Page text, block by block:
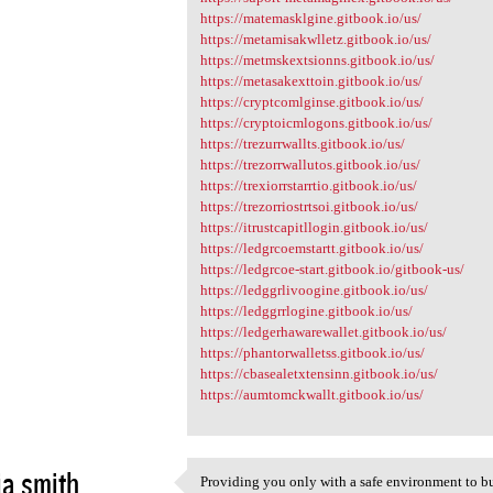
https://matemasklgine.gitbook.io/us/
https://metamisakwlletz.gitbook.io/us/
https://metmskextsionns.gitbook.io/us/
https://metasakexttoin.gitbook.io/us/
https://cryptcomlginse.gitbook.io/us/
https://cryptoicmlogons.gitbook.io/us/
https://trezurrwallts.gitbook.io/us/
https://trezorrwallutos.gitbook.io/us/
https://trexiorrstarrtio.gitbook.io/us/
https://trezorriostrtsoi.gitbook.io/us/
https://itrustcapitllogin.gitbook.io/us/
https://ledgrcoemstartt.gitbook.io/us/
https://ledgrcoe-start.gitbook.io/gitbook-us/
https://ledggrlivoogine.gitbook.io/us/
https://ledggrrlogine.gitbook.io/us/
https://ledgerhawarewallet.gitbook.io/us/
https://phantorwalletss.gitbook.io/us/
https://cbasealetxtensinn.gitbook.io/us/
https://aumtomckwallt.gitbook.io/us/
smith
Providing you only with a safe environment to